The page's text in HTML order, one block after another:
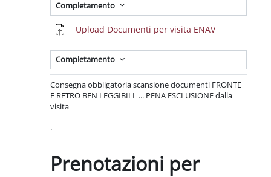
Completamento
Upload Documenti per visita ENAVCompito
Completamento
Consegna obbligatoria scansione documenti FRONTE
E RETRO BEN LEGGIBILI ... PENA ESCLUSIONE dalla
visita
.
Prenotazioni per